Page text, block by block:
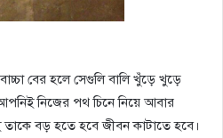
বের হলে সেগুলি বালি খুঁড়ে খুড়ে
নিজের পথ চিনে নিয়ে আবার
তাকে বড় হতে হবে জীবন কাটাতে হবে।